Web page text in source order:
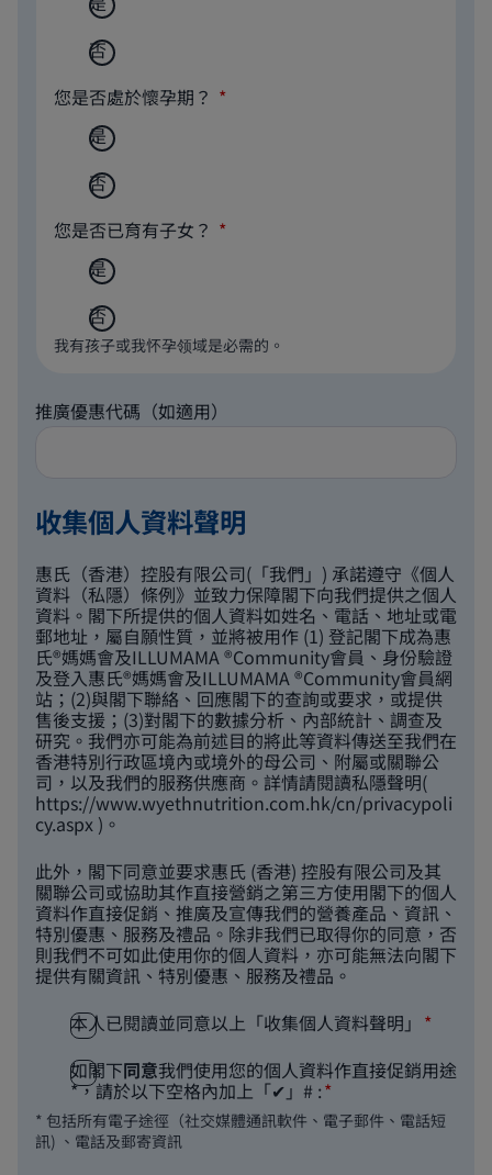
否
您是否處於懷孕期？
是
否
您是否已育有子女？
是
否
我有孩子或我怀孕领域是必需的。
推廣優惠代碼（如適用）
收集個人資料聲明
惠氏（香港）控股有限公司(「我們」) 承諾遵守《個人
資料（私隱）條例》並致力保障閣下向我們提供之個人
資料。閣下所提供的個人資料如姓名、電話、地址或電
郵地址，屬自願性質，並將被用作 (1) 登記閣下成為惠
氏®媽媽會及ILLUMAMA ®Community會員、身份驗證
及登入惠氏®媽媽會及ILLUMAMA ®Community會員網
站；(2)與閣下聯絡、回應閣下的查詢或要求，或提供
售後支援；(3)對閣下的數據分析、內部統計、調查及
研究。我們亦可能為前述目的將此等資料傳送至我們在
香港特別行政區境內或境外的母公司、附屬或關聯公
司，以及我們的服務供應商。詳情請閱讀私隱聲明(
https://www.wyethnutrition.com.hk/cn/privacypoli
cy.aspx )。
此外，閣下同意並要求惠氏 (香港) 控股有限公司及其
關聯公司或協助其作直接營銷之第三方使用閣下的個人
資料作直接促銷、推廣及宣傳我們的營養產品、資訊、
特別優惠、服務及禮品。除非我們已取得你的同意，否
則我們不可如此使用你的個人資料，亦可能無法向閣下
提供有關資訊、特別優惠、服務及禮品。
本人已閱讀並同意以上「收集個人資料聲明」
如閣下同意我們使用您的個人資料作直接促銷用途
*，請於以下空格內加上「✔」# :
* 包括所有電子途徑（社交媒體通訊軟件、電子郵件、電話短
訊) 、電話及郵寄資訊